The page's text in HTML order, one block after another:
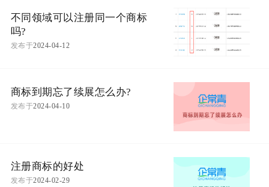
不同领域可以注册同一个商标
吗?
发布于2024-04-12
商标到期忘了续展怎么办?
发布于2024-04-10
注册商标的好处
发布于2024-02-29